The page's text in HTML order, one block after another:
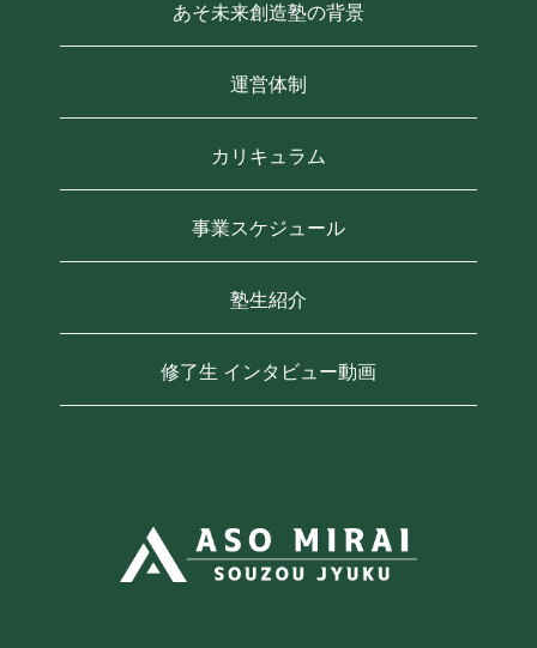
あそ未来創造塾の背景
運営体制
カリキュラム
事業スケジュール
塾生紹介
修了生 インタビュー動画